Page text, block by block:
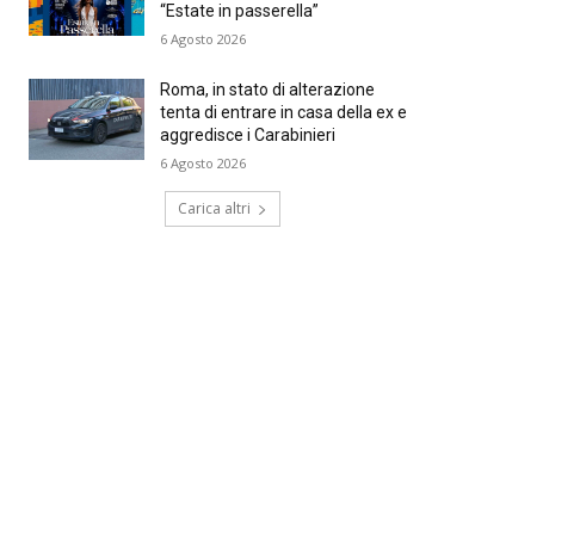
“Estate in passerella”
6 Agosto 2026
Roma, in stato di alterazione
tenta di entrare in casa della ex e
aggredisce i Carabinieri
6 Agosto 2026
Carica altri